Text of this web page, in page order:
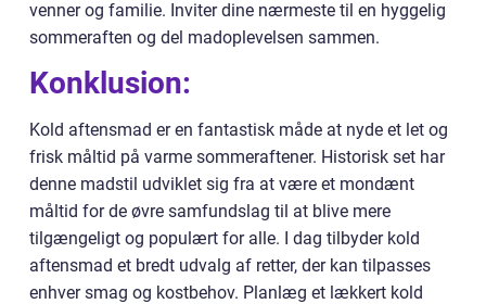
venner og familie. Inviter dine nærmeste til en hyggelig
sommeraften og del madoplevelsen sammen.
Konklusion:
Kold aftensmad er en fantastisk måde at nyde et let og
frisk måltid på varme sommeraftener. Historisk set har
denne madstil udviklet sig fra at være et mondænt
måltid for de øvre samfundslag til at blive mere
tilgængeligt og populært for alle. I dag tilbyder kold
aftensmad et bredt udvalg af retter, der kan tilpasses
enhver smag og kostbehov. Planlæg et lækkert kold